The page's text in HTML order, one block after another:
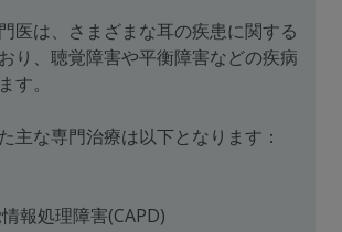
医は、さまざまな耳の疾患に関する
り、聴覚障害や平衡障害などの疾病
す。
主な専門治療は以下となります：
報処理障害(CAPD)